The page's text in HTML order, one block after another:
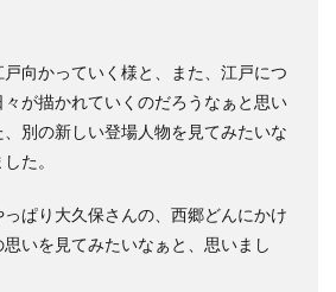
向かっていく様と、また、江戸につ
々が描かれていくのだろうなぁと思い
、別の新しい登場人物を見てみたいな
た。
ぱり大久保さんの、西郷どんにかけ
いを見てみたいなぁと、思いまし